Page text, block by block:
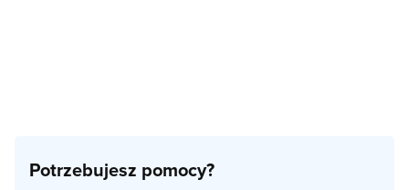
Potrzebujesz pomocy?